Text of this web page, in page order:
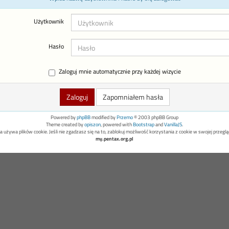
Użytkownik
Hasło
Zaloguj mnie automatycznie przy każdej wizycie
Zapomniałem hasła
Powered byphpBBmodified byPrzemo© 2003 phpBB Group
Theme created byopiszon, powered withBootstrapandVanillaJS.
używa plików cookie. Jeśli nie zgadzasz się na to, zablokuj możliwość korzystania z cookie w swojej
my.pentax.org.pl